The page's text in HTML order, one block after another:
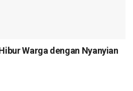
Warga dengan Nyanyian